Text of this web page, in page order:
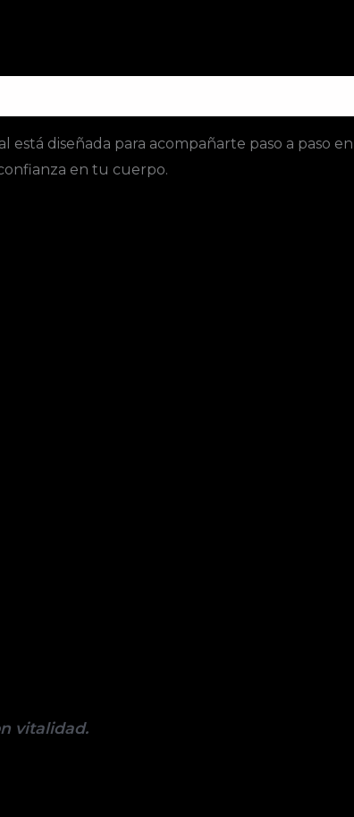
está diseñada para acompañarte paso a paso
en tu cuerpo.
vitalidad.